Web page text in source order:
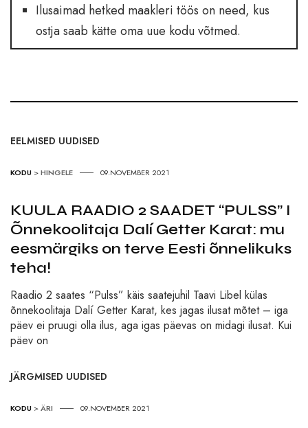
Ilusaimad hetked maakleri töös on need, kus
ostja saab kätte oma uue kodu võtmed.
EELMISED UUDISED
KODU >HINGELE 09.NOVEMBER 2021
KUULA RAADIO 2 SAADET “PULSS” I
Õnnekoolitaja Dalí Getter Karat: mu
eesmärgiks on terve Eesti õnnelikuks
teha!
Raadio 2 saates “Pulss” käis saatejuhil Taavi Libel külas
õnnekoolitaja Dalí Getter Karat, kes jagas ilusat mõtet – iga
päev ei pruugi olla ilus, aga igas päevas on midagi ilusat. Kui
päev on
JÄRGMISED UUDISED
KODU >ÄRI 09.NOVEMBER 2021